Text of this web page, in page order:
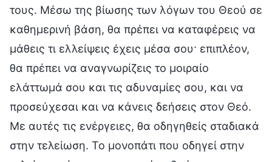
τους. Μέσω της βίωσης των λόγων του Θεού σε
καθημερινή βάση, θα πρέπει να καταφέρεις να
μάθεις τι ελλείψεις έχεις μέσα σου· επιπλέον,
θα πρέπει να αναγνωρίζεις το μοιραίο
ελάττωμά σου και τις αδυναμίες σου, και να
προσεύχεσαι και να κάνεις δεήσεις στον Θεό.
Με αυτές τις ενέργειες, θα οδηγηθείς σταδιακά
στην τελείωση. Το μονοπάτι που οδηγεί στην